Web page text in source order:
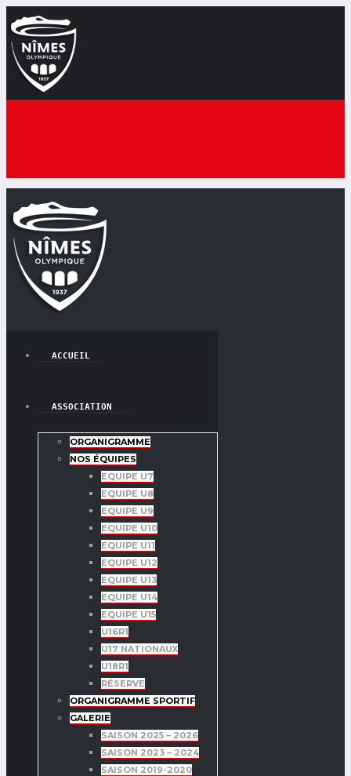
ACCUEIL
ASSOCIATION
ORGANIGRAMME
NOS ÉQUIPES
EQUIPE U7
EQUIPE U8
EQUIPE U9
EQUIPE U10
EQUIPE U11
EQUIPE U12
EQUIPE U13
EQUIPE U14
EQUIPE U15
U16R1
U17 NATIONAUX
U18R1
RÉSERVE
ORGANIGRAMME SPORTIF
GALERIE
SAISON 2025 – 2026
SAISON 2023 – 2024
SAISON 2019-2020